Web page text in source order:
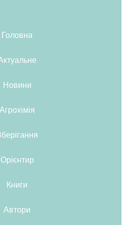
Головна
Новини
Агрохімія
Орієнтир
Книги
Автори